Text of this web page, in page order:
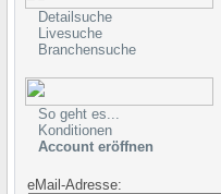
Detailsuche
Livesuche
Branchensuche
So geht es...
Konditionen
Account eröffnen
eMail-Adresse: